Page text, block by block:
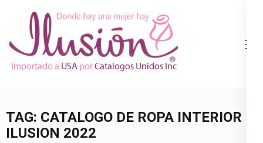
content
(Press
Ropa Interior
800.825.9452
TAG: CATALOGO DE ROPA INTERIOR
ILUSION 2022